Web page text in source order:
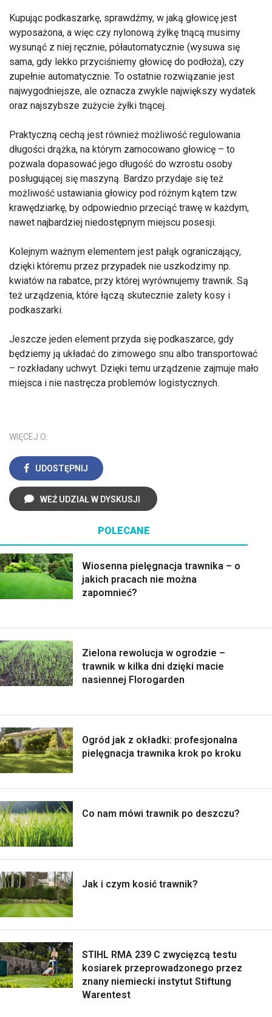
Kupując podkaszarkę, sprawdźmy, w jaką głowicę jest
wyposażona, a więc czy nylonową żyłkę tnącą musimy
wysunąć z niej ręcznie, półautomatycznie (wysuwa się
sama, gdy lekko przyciśniemy głowicę do podłoża), czy
zupełnie automatycznie. To ostatnie rozwiązanie jest
najwygodniejsze, ale oznacza zwykle największy wydatek
oraz najszybsze zużycie żyłki tnącej.
Praktyczną cechą jest również możliwość regulowania
długości drążka, na którym zamocowano głowicę – to
pozwala dopasować jego długość do wzrostu osoby
posługującej się maszyną. Bardzo przydaje się też
możliwość ustawiania głowicy pod różnym kątem tzw.
krawędziarkę, by odpowiednio przeciąć trawę w każdym,
nawet najbardziej niedostępnym miejscu posesji.
Kolejnym ważnym elementem jest pałąk ograniczający,
dzięki któremu przez przypadek nie uszkodzimy np.
kwiatów na rabatce, przy której wyrównujemy trawnik. Są
też urządzenia, które łączą skutecznie zalety kosy i
podkaszarki.
Jeszcze jeden element przyda się podkaszarce, gdy
będziemy ją układać do zimowego snu albo transportować
– rozkładany uchwyt. Dzięki temu urządzenie zajmuje mało
miejsca i nie nastręcza problemów logistycznych.
WIĘCEJ O:
UDOSTĘPNIJ
WEŹ UDZIAŁ W DYSKUSJI
POLECANE
Wiosenna pielęgnacja trawnika – o
jakich pracach nie można
zapomnieć?
Zielona rewolucja w ogrodzie –
trawnik w kilka dni dzięki macie
nasiennej Florogarden
Ogród jak z okładki: profesjonalna
pielęgnacja trawnika krok po kroku
Co nam mówi trawnik po deszczu?
Jak i czym kosić trawnik?
STIHL RMA 239 C zwycięzcą testu
kosiarek przeprowadzonego przez
znany niemiecki instytut Stiftung
Warentest